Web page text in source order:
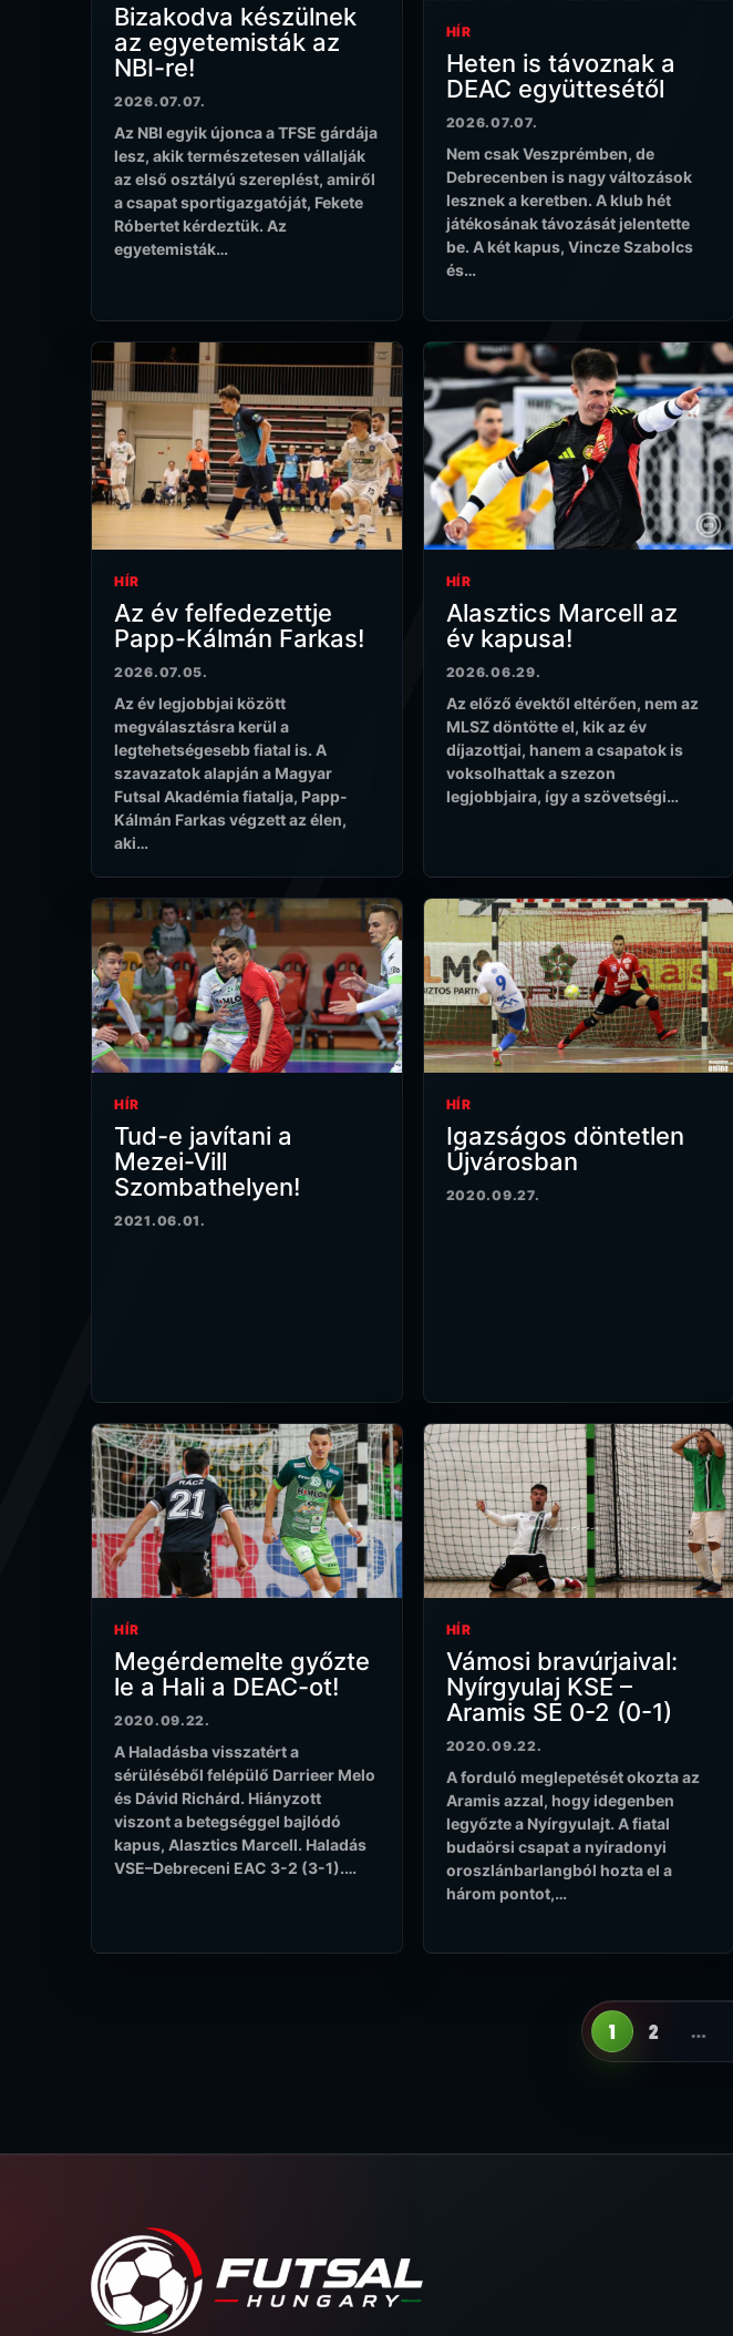
Bizakodva készülnek
az egyetemisták az
NBI-re!
2026.07.07.
Az NBI egyik újonca a TFSE gárdája
lesz, akik természetesen vállalják
az első osztályú szereplést, amiről
a csapat sportigazgatóját, Fekete
Róbertet kérdeztük. Az
egyetemisták…
HÍR
Heten is távoznak a
DEAC együttesétől
2026.07.07.
Nem csak Veszprémben, de
Debrecenben is nagy változások
lesznek a keretben. A klub hét
játékosának távozását jelentette
be. A két kapus, Vincze Szabolcs
és…
HÍR
Az év felfedezettje
Papp-Kálmán Farkas!
2026.07.05.
Az év legjobbjai között
megválasztásra kerül a
legtehetségesebb fiatal is. A
szavazatok alapján a Magyar
Futsal Akadémia fiatalja, Papp-
Kálmán Farkas végzett az élen,
aki…
HÍR
Alasztics Marcell az
év kapusa!
2026.06.29.
Az előző évektől eltérően, nem az
MLSZ döntötte el, kik az év
díjazottjai, hanem a csapatok is
voksolhattak a szezon
legjobbjaira, így a szövetségi…
HÍR
Tud-e javítani a
Mezei-Vill
Szombathelyen!
2021.06.01.
HÍR
Igazságos döntetlen
Újvárosban
2020.09.27.
HÍR
Megérdemelte győzte
le a Hali a DEAC-ot!
2020.09.22.
A Haladásba visszatért a
sérüléséből felépülő Darrieer Melo
és Dávid Richárd. Hiányzott
viszont a betegséggel bajlódó
kapus, Alasztics Marcell. Haladás
VSE–Debreceni EAC 3-2 (3-1).…
HÍR
Vámosi bravúrjaival:
Nyírgyulaj KSE –
Aramis SE 0-2 (0-1)
2020.09.22.
A forduló meglepetését okozta az
Aramis azzal, hogy idegenben
legyőzte a Nyírgyulajt. A fiatal
budaörsi csapat a nyíradonyi
oroszlánbarlangból hozta el a
három pontot,…
1 2 …